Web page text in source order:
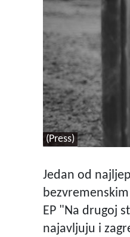
(Press)
Jedan od
EP "Na drugoj
najavljuju i